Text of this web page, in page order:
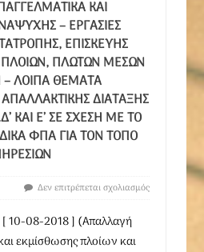
ΚΑΙ
– ΕΡΓΑΣΊΕΣ
ΕΠΙΣΚΕΥΉΣ
ΠΛΩΤΏΝ ΜΈΣΩΝ
ΛΟΙΠΆ ΘΈΜΑΤΑ
ΔΙΆΤΑΞΗΣ
ΚΑΙ Ε’ ΣΕ ΣΧΈΣΗ ΜΕ ΤΟ
ΦΠΑ ΓΙΑ ΤΟΝ ΤΌΠΟ
Δεν επιτρέπεται σχολιασμός
[ 10-08-2018 ] (Απαλλαγή
εκμίσθωσης πλοίων και